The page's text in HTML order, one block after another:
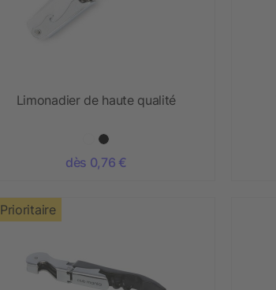
Limonadier de haute qualité
dès 0,76 €
Prioritaire